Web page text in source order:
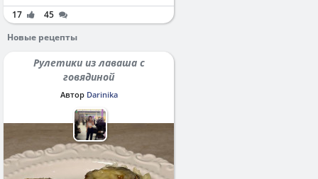
17
45
Новые рецепты
Рулетики из лаваша с
говядиной
Автор Darinika